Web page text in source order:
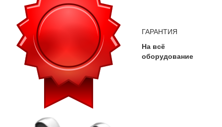
ГАРАНТИЯ
На всё
оборудование